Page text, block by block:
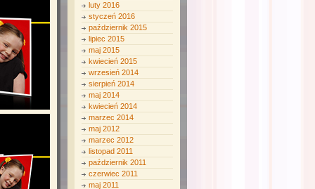
luty 2016
styczeń 2016
październik 2015
lipiec 2015
maj 2015
kwiecień 2015
wrzesień 2014
sierpień 2014
maj 2014
kwiecień 2014
marzec 2014
maj 2012
marzec 2012
listopad 2011
październik 2011
czerwiec 2011
maj 2011